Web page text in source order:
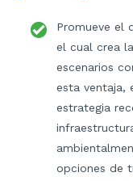
Promueve el
el cual crea
escenarios
esta ventaja,
estrategia
opciones de